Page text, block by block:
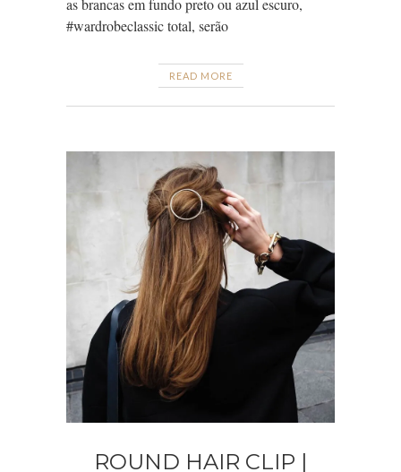
#wardrobeclassic total, serão
READ MORE
ROUND HAIR CLIP |